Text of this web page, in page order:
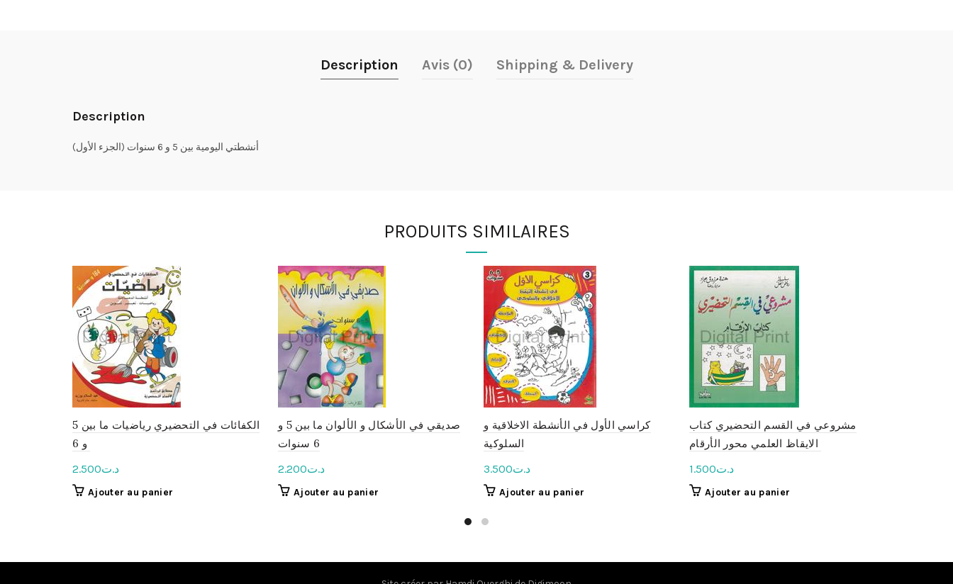
Description Avis (0) Shipping & Delivery
Description
أنشطتي اليومية بين 5 و 6 سنوات (الجزء الأول)
PRODUITS SIMILAIRES
الكفائات في التحضيري رياضيات ما بين 5
د.ت2.500
Ajouter au panier
صديقي في الأشكال و الألوان ما بين 5 و
6 سنوات
د.ت2.200
Ajouter au panier
كراسي الأول في الأنشطة الاخلاقية و
السلوكية
د.ت3.500
Ajouter au panier
مشروعي في القسم التحضيري كتاب
د.ت1.500
Ajouter au panier